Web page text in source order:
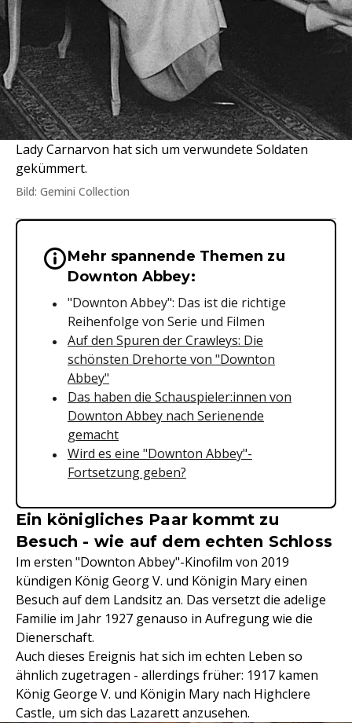
Lady Carnarvon hat sich um verwundete Soldaten
gekümmert.
Bild: Gemini Collection
Wichtige Hinweise &
Mehr spannende Themen zu
Downton Abbey:
"Downton Abbey": Das ist die richtige
Reihenfolge von Serie und Filmen
Auf den Spuren der Crawleys: Die
schönsten Drehorte von "Downton
Abbey"
Das haben die Schauspieler:innen von
Downton Abbey nach Serienende
gemacht
Wird es eine "Downton Abbey"-
Fortsetzung geben?
Ein königliches Paar kommt zu
Besuch - wie auf dem echten Schloss
Im ersten "Downton Abbey"-Kinofilm von 2019
kündigen König Georg V. und Königin Mary einen
Besuch auf dem Landsitz an. Das versetzt die adelige
Familie im Jahr 1927 genauso in Aufregung wie die
Dienerschaft.
Auch dieses Ereignis hat sich im echten Leben so
ähnlich zugetragen - allerdings früher: 1917 kamen
König George V. und Königin Mary nach Highclere
Castle, um sich das Lazarett anzusehen.